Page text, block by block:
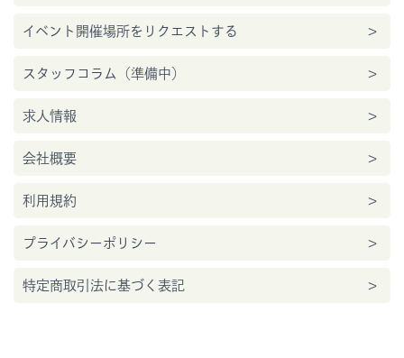
イベント開催場所をリクエストする
スタッフコラム（準備中）
求人情報
会社概要
利用規約
プライバシーポリシー
特定商取引法に基づく表記